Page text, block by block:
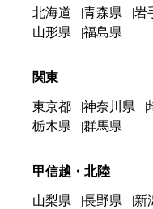
北海道 青森県 岩
山形県
福島県
関東
東京都 神奈川県
栃木県
群馬県
甲信越・北陸
山梨県 長野県 新